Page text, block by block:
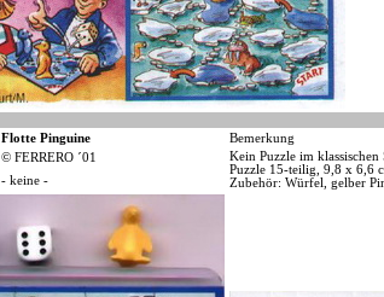
Flotte Pinguine
Bemerkung
© FERRERO ´01
Kein Puzzle im klassischen
Puzzle 15-teilig, 9,8 x 6,6
Zubehör: Würfel, gelber
- keine -